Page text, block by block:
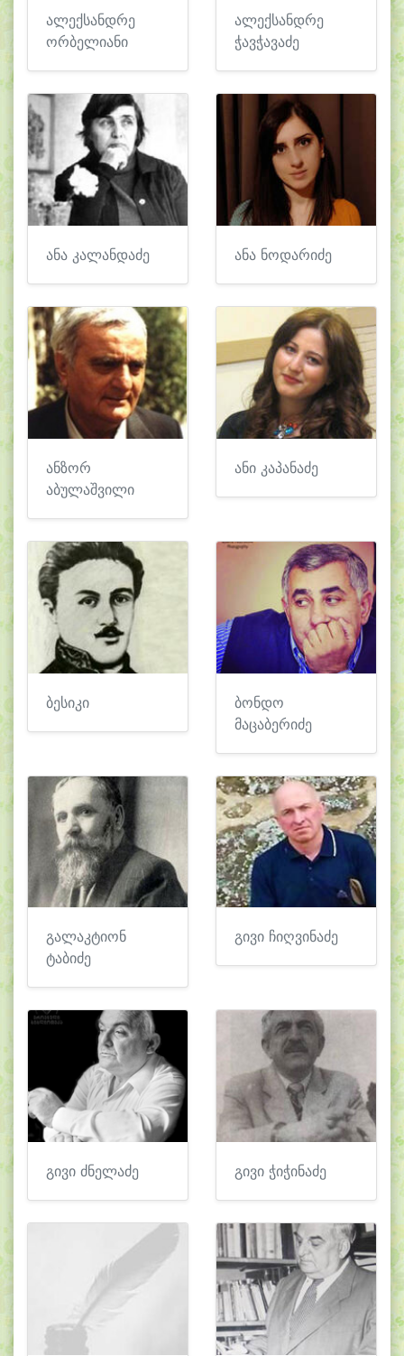
ალექსანდრე
ორბელიანი
ალექსანდრე
ჭავჭავაძე
ანა კალანდაძე ანა ნოდარიძე
ანზორ
აბულაშვილი
ანი კაპანაძე
ბესიკი
ბონდო
მაცაბერიძე
გალაკტიონ
ტაბიძე
გივი ჩიღვინაძე
გივი ძნელაძე გივი ჭიჭინაძე